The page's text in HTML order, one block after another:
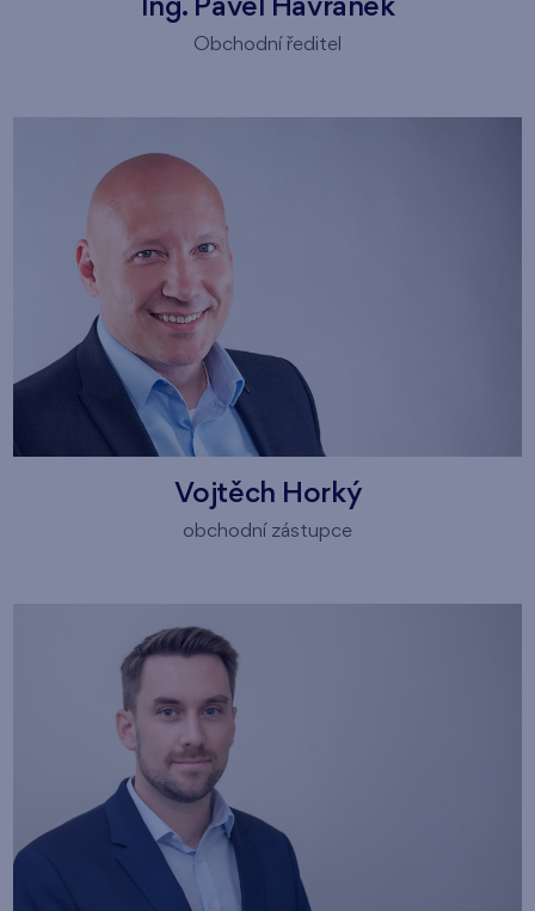
Ing. Pavel Havránek
Obchodní ředitel
Vojtěch Horký
obchodní zástupce